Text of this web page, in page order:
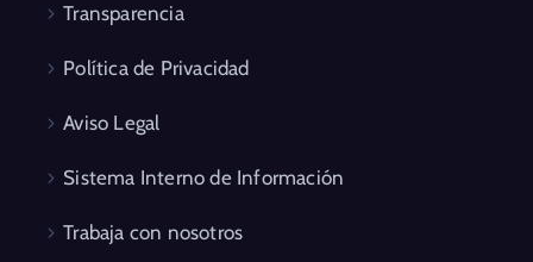
Transparencia
Política de Privacidad
Aviso Legal
Sistema Interno de Información
Trabaja con nosotros